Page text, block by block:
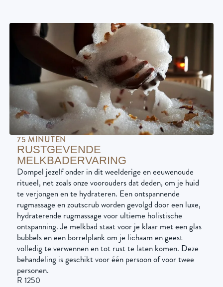
75 MINUTEN
RUSTGEVENDE
MELKBADERVARING
Dompel jezelf onder in dit weelderige en eeuwenoude
ritueel, net zoals onze voorouders dat deden, om je huid
te verjongen en te hydrateren. Een ontspannende
rugmassage en zoutscrub worden gevolgd door een luxe,
hydraterende rugmassage voor ultieme holistische
ontspanning. Je melkbad staat voor je klaar met een glas
bubbels en een borrelplank om je lichaam en geest
volledig te verwennen en tot rust te laten komen. Deze
behandeling is geschikt voor één persoon of voor twee
personen.
R 1250